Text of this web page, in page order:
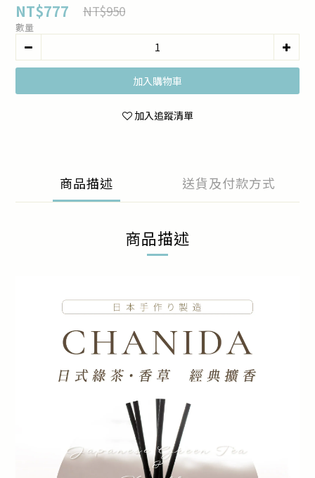
NT$777 NT$950
數量
加入購物車
加入追蹤清單
商品描述 送貨及付款方式
商品描述